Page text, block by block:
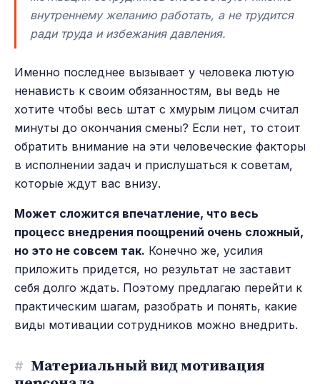
внутреннему желанию работать, а не трудится
ради труда и избежания давления.
Именно последнее вызывает у человека лютую
ненависть к своим обязанностям, вы ведь не
хотите чтобы весь штат с хмурым лицом считал
минуты до окончания смены? Если нет, то стоит
обратить внимание на эти человеческие факторы
в исполнении задач и прислушаться к советам,
которые ждут вас внизу.
Может сложится впечатление, что весь
процесс внедрения поощрений очень сложный,
но это не совсем так. Конечно же, усилия
приложить придется, но результат не заставит
себя долго ждать. Поэтому предлагаю перейти к
практическим шагам, разобрать и понять, какие
виды мотивации сотрудников можно внедрить.
# Материальный вид мотивация